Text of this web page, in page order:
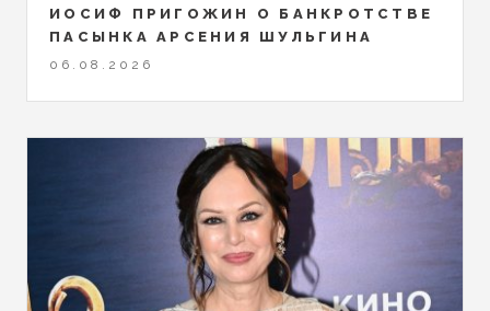
ИОСИФ ПРИГОЖИН О БАНКРОТСТВЕ
ПАСЫНКА АРСЕНИЯ ШУЛЬГИНА
06.08.2026